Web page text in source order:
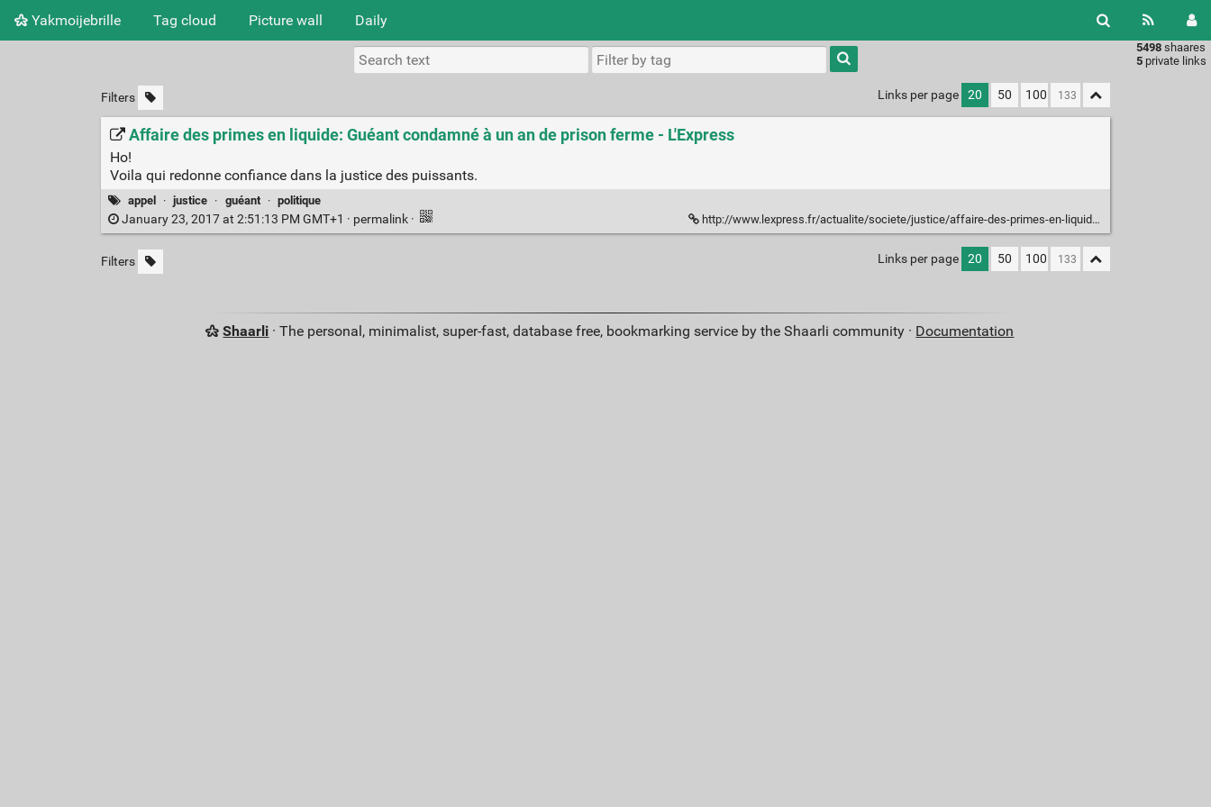
Yakmoijebrille Tag cloud Picture wall Daily
5498 shaares
5 private links
Type 1 or
more
characters
results.
Filters Links per page 20 50 100
Affaire des primes en liquide: Guéant condamné à un an de prison ferme - L'Express
Ho!
Voila qui redonne confiance dans la justice des puissants.
appel · justice · guéant · politique
January 23, 2017 at 2:51:13 PM GMT+1 · permalink · http://www.lexpress.fr/actualite/societe/justice/affaire-des-primes-en-liquide-claude-gueant-condamne-a-un-an-de-prison-ferme_1871726.html
Filters Links per page 20 50 100
Shaarli · The personal, minimalist, super-fast, database free, bookmarking service by the Shaarli community · Documentation